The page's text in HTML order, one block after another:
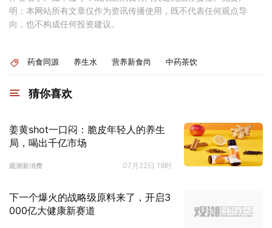
明：本网站所有文章仅作为资讯传播使用，既不代表任何观点导
向，也不构成任何投资建议。
药食同源 养生水 营养新食尚 中药茶饮
猜你喜欢
姜黄shot一口闷：脆皮年轻人的养生
局，喝出千亿市场
观潮新消费 07月22日 18时
下一个爆火的战略级原料来了，开启3
000亿大健康新赛道